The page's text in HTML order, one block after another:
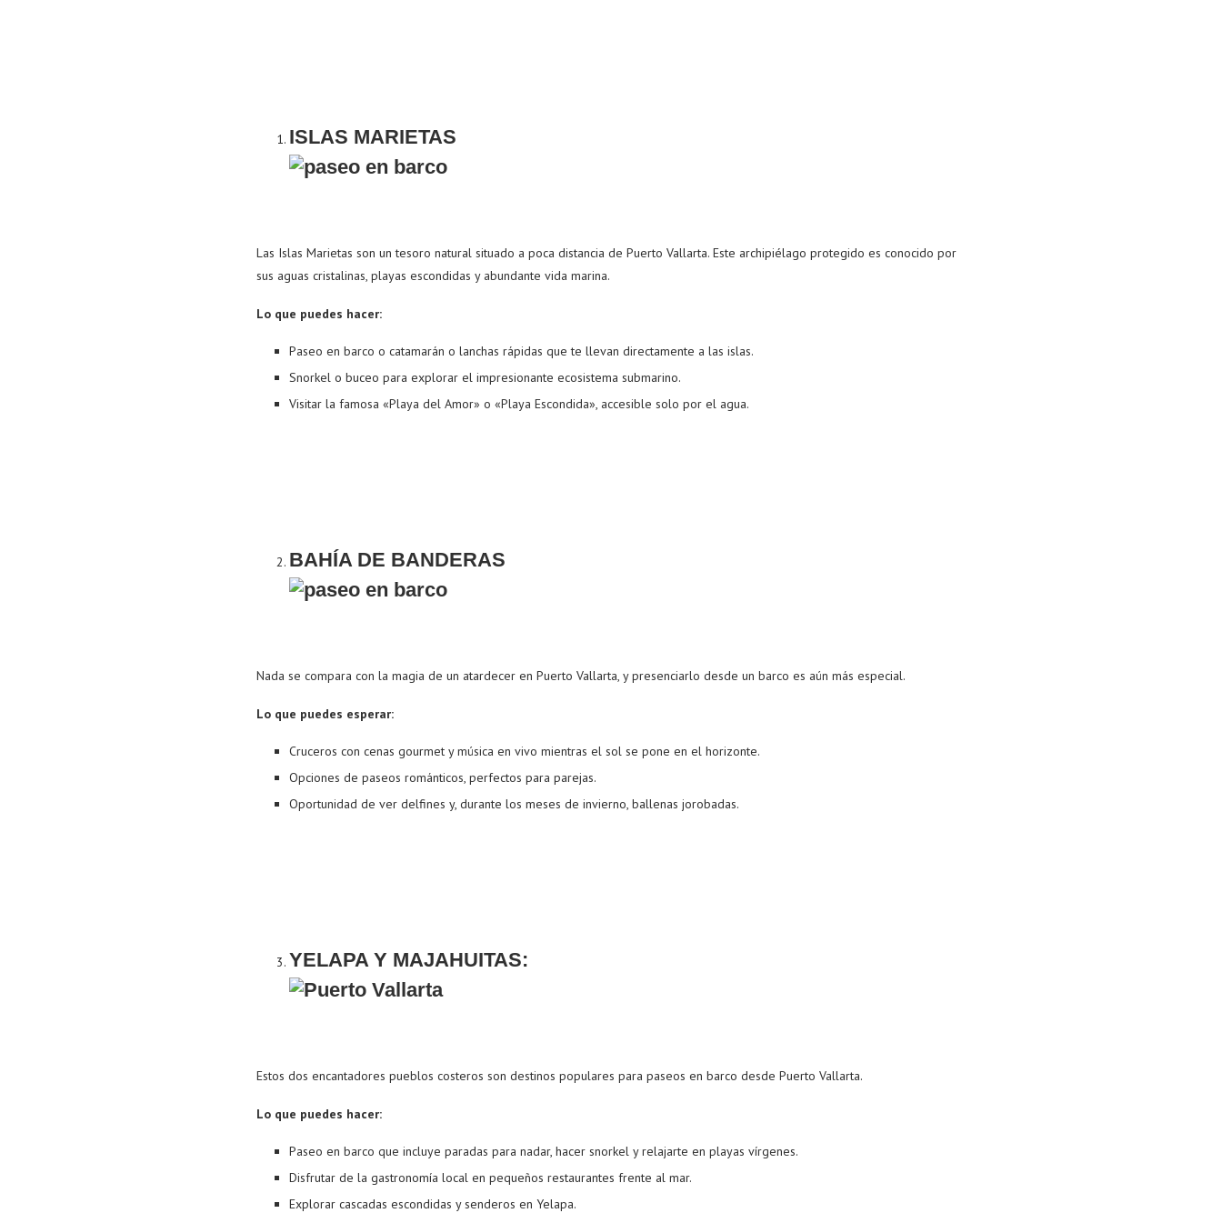
ISLAS MARIETAS
Las Islas Marietas son un tesoro natural situado a poca distancia de Puerto Vallarta. Este archipiélago protegido es conocido por
sus aguas cristalinas, playas escondidas y abundante vida marina.
Lo que puedes hacer:
Paseo en barco o catamarán o lanchas rápidas que te llevan directamente a las islas.
Snorkel o buceo para explorar el impresionante ecosistema submarino.
Visitar la famosa «Playa del Amor» o «Playa Escondida», accesible solo por el agua.
BAHÍA DE BANDERAS
Nada se compara con la magia de un atardecer en Puerto Vallarta, y presenciarlo desde un barco es aún más especial.
Lo que puedes esperar:
Cruceros con cenas gourmet y música en vivo mientras el sol se pone en el horizonte.
Opciones de paseos románticos, perfectos para parejas.
Oportunidad de ver delfines y, durante los meses de invierno, ballenas jorobadas.
YELAPA Y MAJAHUITAS:
Estos dos encantadores pueblos costeros son destinos populares para paseos en barco desde Puerto Vallarta.
Lo que puedes hacer:
Paseo en barco que incluye paradas para nadar, hacer snorkel y relajarte en playas vírgenes.
Disfrutar de la gastronomía local en pequeños restaurantes frente al mar.
Explorar cascadas escondidas y senderos en Yelapa.